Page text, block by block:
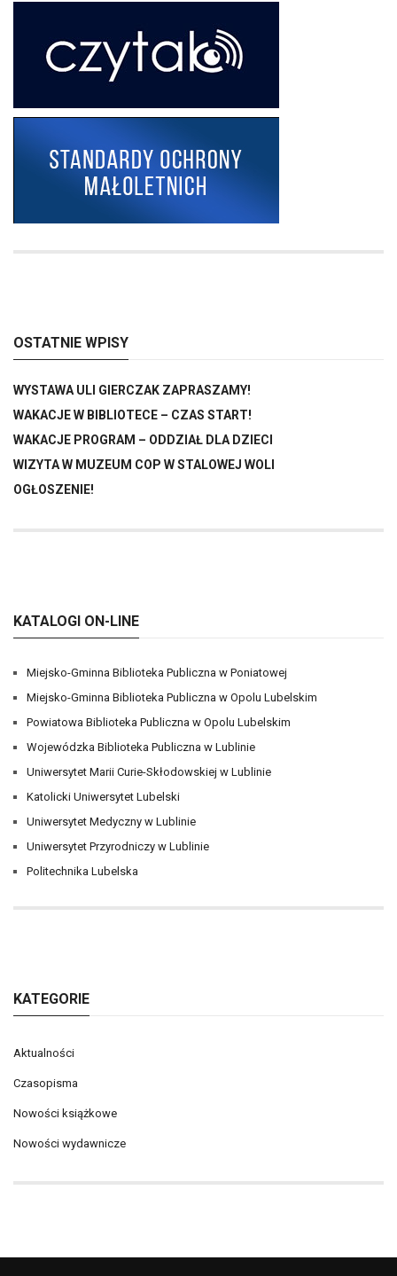
OSTATNIE WPISY
WYSTAWA ULI GIERCZAK ZAPRASZAMY!
WAKACJE W BIBLIOTECE – CZAS START!
WAKACJE PROGRAM – ODDZIAŁ DLA DZIECI
WIZYTA W MUZEUM COP W STALOWEJ WOLI
OGŁOSZENIE!
KATALOGI ON-LINE
Miejsko-Gminna Biblioteka Publiczna w Poniatowej
Miejsko-Gminna Biblioteka Publiczna w Opolu Lubelskim
Powiatowa Biblioteka Publiczna w Opolu Lubelskim
Wojewódzka Biblioteka Publiczna w Lublinie
Uniwersytet Marii Curie-Skłodowskiej w Lublinie
Katolicki Uniwersytet Lubelski
Uniwersytet Medyczny w Lublinie
Uniwersytet Przyrodniczy w Lublinie
Politechnika Lubelska
KATEGORIE
Aktualności
Czasopisma
Nowości książkowe
Nowości wydawnicze